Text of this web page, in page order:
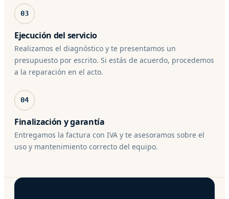
03
Ejecución del servicio
Realizamos el diagnóstico y te presentamos un
presupuesto por escrito. Si estás de acuerdo, procedemos
a la reparación en el acto.
04
Finalización y garantía
Entregamos la factura con IVA y te asesoramos sobre el
uso y mantenimiento correcto del equipo.